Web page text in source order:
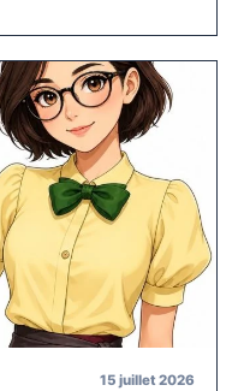
15 juillet 2026